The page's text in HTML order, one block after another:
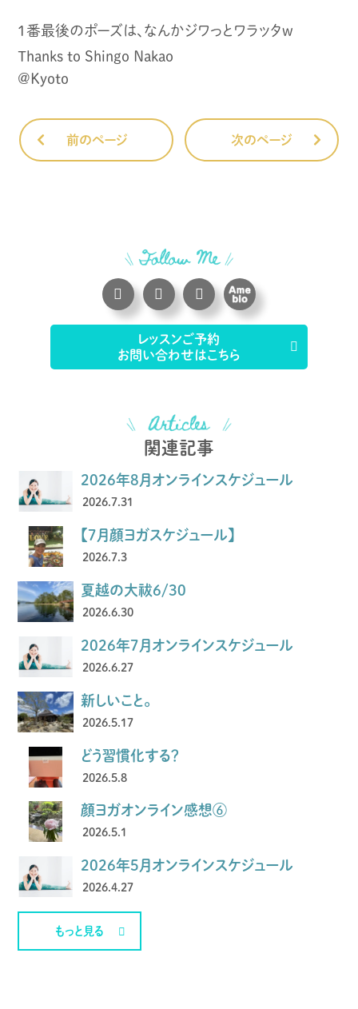
1番最後のポーズは、なんかジワっとワラッタw
Thanks to Shingo Nakao
@Kyoto
前のページ 次のページ
レッスンご予約
お問い合わせはこちら
関連記事
2026年8月オンラインスケジュール
2026.7.31
【7月顔ヨガスケジュール】
2026.7.3
夏越の大祓6/30
2026.6.30
2026年7月オンラインスケジュール
2026.6.27
新しいこと。
2026.5.17
どう習慣化する？
2026.5.8
顔ヨガオンライン感想⑥
2026.5.1
2026年5月オンラインスケジュール
2026.4.27
もっと見る